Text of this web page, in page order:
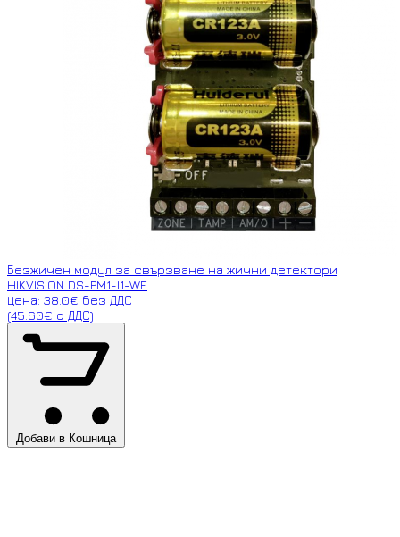
Безжичен модул за свързване на жични детектори
HIKVISION DS-PM1-I1-WE
Цена: 38.0€ без ДДС
(45.60€ с ДДС)
Добави в Кошница